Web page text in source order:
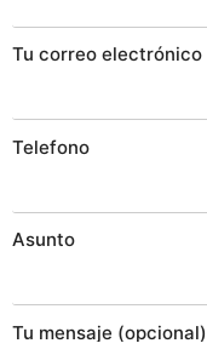
Tu correo electrónico
Telefono
Asunto
Tu mensaje (opcional)